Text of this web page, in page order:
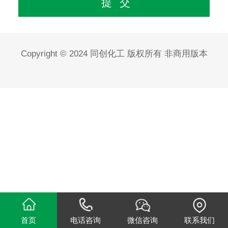
Copyright © 2024 同创化工 版权所有 非商用版本
首页 电话咨询 微信咨询 联系我们